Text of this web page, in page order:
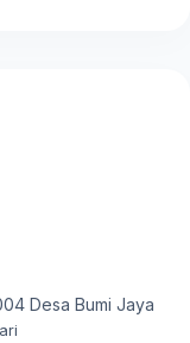
Desa Bumi Jaya